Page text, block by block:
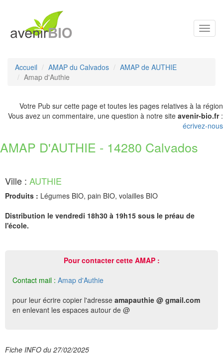
Accueil AMAP du Calvados
AMAP de AUTHIE
Amap d'Authie
Votre Pub sur cette page et toutes les pages relatives à la région
Vous avez un commentaire, une question à notre site avenir-bio.fr:
écrivez-nous
AMAP D'AUTHIE - 14280 Calvados
Ville : AUTHIE
Produits : Légumes BIO, pain BIO, volailles BIO
Distribution le vendredi 18h30 à 19h15 sous le préau de
l'école.
Pour contacter cette AMAP :
Contact mail : Amap d'Authie
pour leur écrire copier l'adresse amapauthie @ gmail.com
en enlevant les espaces autour de @
Fiche INFO du 27/02/2025